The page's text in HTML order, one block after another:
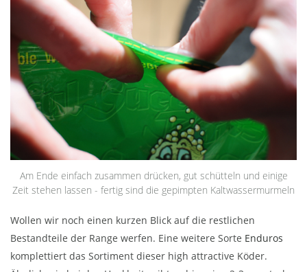
Am Ende einfach zusammen drücken, gut schütteln und einige
Zeit stehen lassen - fertig sind die gepimpten Kaltwassermurmeln
Wollen wir noch einen kurzen Blick auf die restlichen
Bestandteile der Range werfen. Eine weitere Sorte Enduros
komplettiert das Sortiment dieser high attractive Köder.